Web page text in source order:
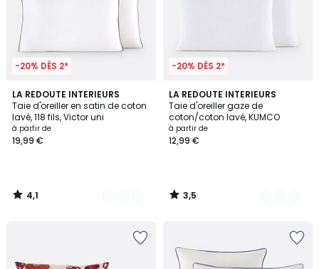
-20% DÈS 2*
LA REDOUTE INTERIEURS
Taie d'oreiller en satin de coton
lavé, 118 fils, Victor uni
à partir de
19,99 €
4,1
/ 5
11
Couleurs
4,1
/
-20% DÈS 2*
LA REDOUTE INTERIEURS
Taie d'oreiller gaze de
coton/coton lavé, KUMCO
à partir de
12,99 €
3,5
/ 5
10
Couleurs
3,5
/